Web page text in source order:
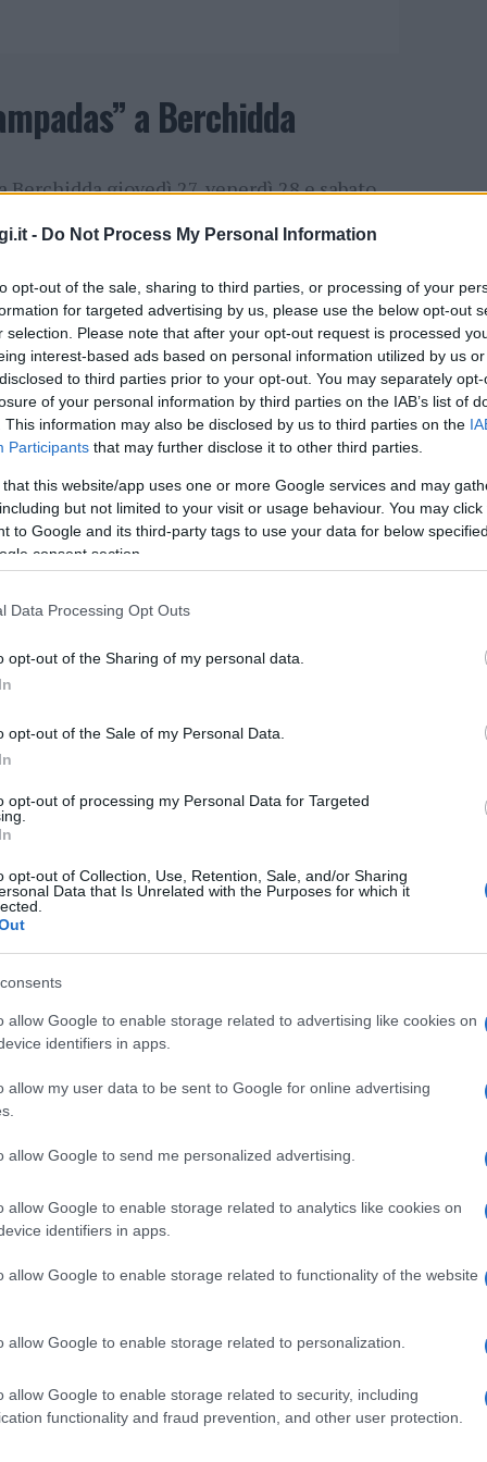
- Do Not Process My Personal Information
opt-out of the sale, sharing to third parties, or processing of your
for targeted advertising by us, please use the below opt-out
selection. Please note that after your opt-out request is processed
interest-based ads based on personal information utilized by us
to third parties prior to your opt-out. You may separately
of your personal information by third parties on the IAB’s list of
This information may also be disclosed by us to third parties on the
Participants that may further disclose it to other third parties.
that this website/app uses one or more Google services and may
but not limited to your visit or usage behaviour. You may
to Google and its third-party tags to use your data for below
consent section.
Data Processing Opt Outs
opt-out of the Sharing of my personal data.
opt-out of the Sale of my Personal Data.
opt-out of processing my Personal Data for Targeted
opt-out of Collection, Use, Retention, Sale, and/or Sharing
Data that Is Unrelated with the Purposes for which it
allow Google to enable storage related to advertising like cookies on
identifiers in apps.
allow my user data to be sent to Google for online advertising
allow Google to send me personalized advertising.
allow Google to enable storage related to analytics like cookies on
identifiers in apps.
allow Google to enable storage related to functionality of the website
allow Google to enable storage related to personalization.
allow Google to enable storage related to security, including
functionality and fraud prevention, and other user protection.
a Berchidda
Berchidda giovedì 27, venerdì 28 e sabato
suggestioni dona alla straordinaria platea
della rassegna “ A Love Supreme“,
di produzione Musicacontinua a
opportunità d’ascolto, una nuova
di eventi, strutturati ancora una volta in
da un nome familiare ed evocativo:
nella luce del sole che riflette sul granito
giardino diSa Casara, luogo
apre le sue porte alla curiosità dei
ambita che intanto plaude all’ingresso
eventi musicali a livello internazionale. Un
con la musica, un fattore che
il
un duo leggendario capace di
diGiovanni Guidi Solo. Infine il29
Roberto Ottaviano
in collaborazione conFondazione
capitoli attendono di essere scritti: pagine
direttore artisticoPaolo Fresue
biglietto è di 8 euro, l’abbonamento
benvenuto inclusi. Info e prenotazioni al
cartellone eventi estivi del
di produzione Musica con sede
e per ilMediterraneointero, che